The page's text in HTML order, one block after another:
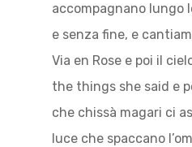
accompagnano lungo
e senza fine, e
Via en Rose e poi il
the things she said e
che chissà magari ci
luce che spaccano